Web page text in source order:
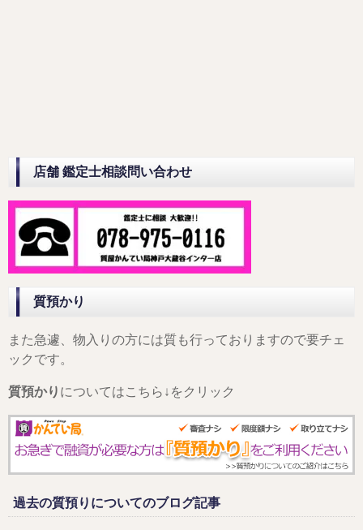
店舗 鑑定士相談問い合わせ
質預かり
また急遽、物入りの方には質も行っておりますので要チェ
ックです。
質預かり についてはこちら↓をクリック
過去の質預りについてのブログ記事